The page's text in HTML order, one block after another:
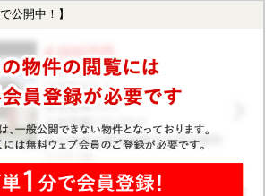
公開中！】